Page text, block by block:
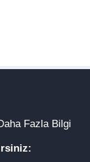
Fazla Bilgi